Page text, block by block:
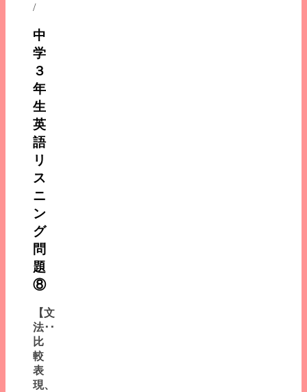
/
中
学
３
年
生
英
語
リ
ス
ニ
ン
グ
問
題
⑧
【文
法･･
比
較
表
現、